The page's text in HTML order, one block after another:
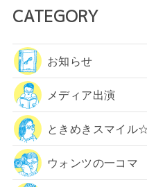
CATEGORY
お知らせ
メディア出演
ときめきスマイル
ウォンツの一コマ